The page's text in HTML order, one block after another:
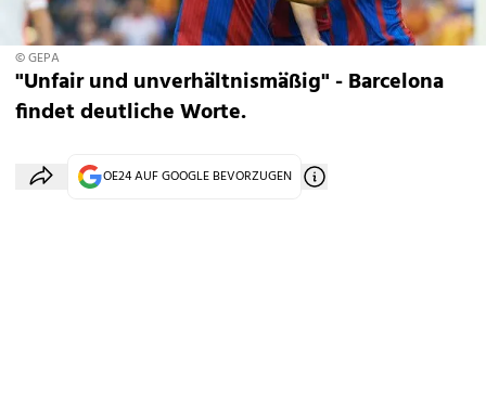
© GEPA
"Unfair und unverhältnismäßig" - Barcelona
findet deutliche Worte.
OE24 AUF GOOGLE BEVORZUGEN